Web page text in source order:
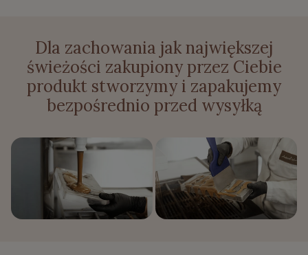
Dla zachowania jak największej
świeżości zakupiony przez Ciebie
produkt stworzymy i zapakujemy
bezpośrednio przed wysyłką